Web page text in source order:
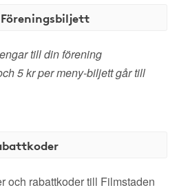
till din förening
5 kr per meny-biljett går till
och rabattkoder till Filmstaden